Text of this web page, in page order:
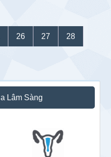
26 27 28
Lâm Sàng